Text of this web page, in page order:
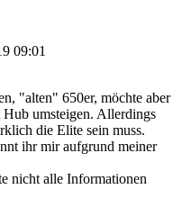
09:01
"alten" 650er, möchte aber
umsteigen. Allerdings
die Elite sein muss.
ihr mir aufgrund meiner
nicht alle Informationen